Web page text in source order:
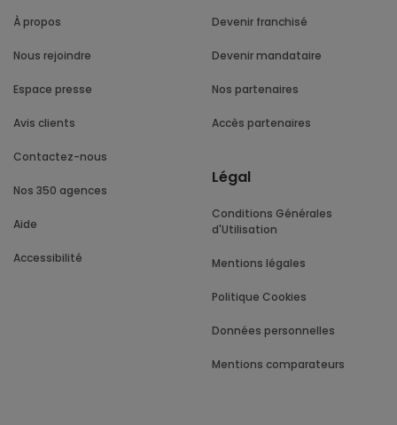
À propos
Nous rejoindre
Espace presse
Avis clients
Contactez-nous
Nos 350 agences
Aide
Accessibilité
Devenir franchisé
Devenir mandataire
Nos partenaires
Accès partenaires
Légal
Conditions Générales
d'Utilisation
Mentions légales
Politique Cookies
Données personnelles
Mentions comparateurs